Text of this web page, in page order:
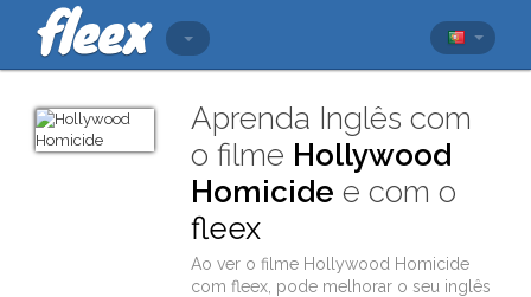
Aprenda Inglês com
o filme Hollywood
Homicide e com o
fleex
Ao ver o filme Hollywood Homicide
comfleex , pode melhorar o seu inglês